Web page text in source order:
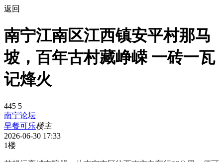
返回
南宁江南区江西镇安平村那马
坡，百年古村藏峥嵘 一砖一瓦
记烽火
445 5
南宁论坛
早餐可乐楼主
2026-06-30 17:33
1楼